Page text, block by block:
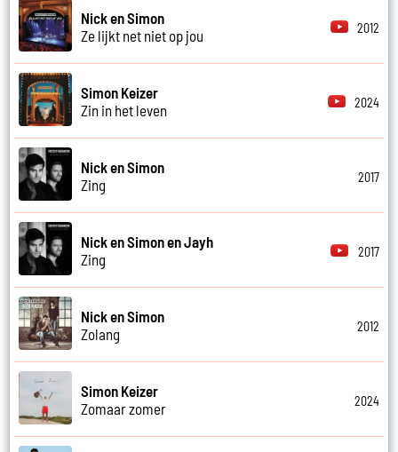
Nick en Simon
Ze lijkt net niet op jou
2012
Simon Keizer
Zin in het leven
2024
Nick en Simon
Zing
2017
Nick en Simon en Jayh
Zing
2017
Nick en Simon
Zolang
2012
Simon Keizer
Zomaar zomer
2024